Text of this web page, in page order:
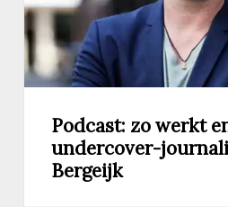
Jeroen
van
Bergeijk
Podcast: zo werkt
undercover-
Bergeijk